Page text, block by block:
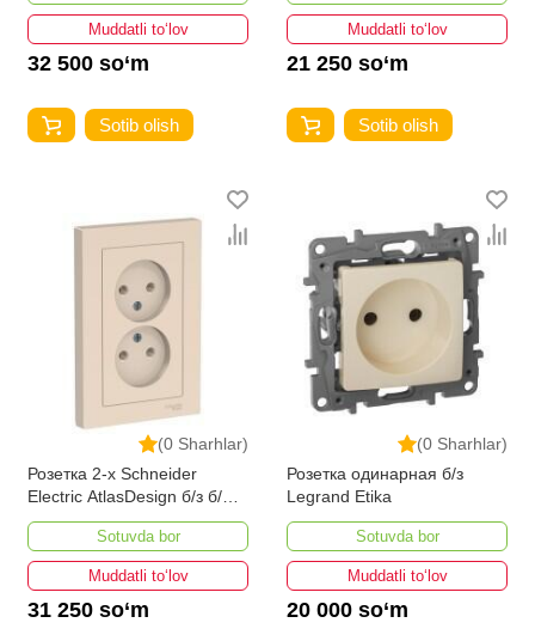
Muddatli to‘lov
32 500 so‘m
Sotib olish
Muddatli to‘lov
21 250 so‘m
Sotib olish
(0 Sharhlar)
Розетка 2-х Schneider
Electric AtlasDesign б/з б/ш
бежевая
Sotuvda bor
Muddatli to‘lov
31 250 so‘m
(0 Sharhlar)
Розетка одинарная б/з
Legrand Etika
Sotuvda bor
Muddatli to‘lov
20 000 so‘m